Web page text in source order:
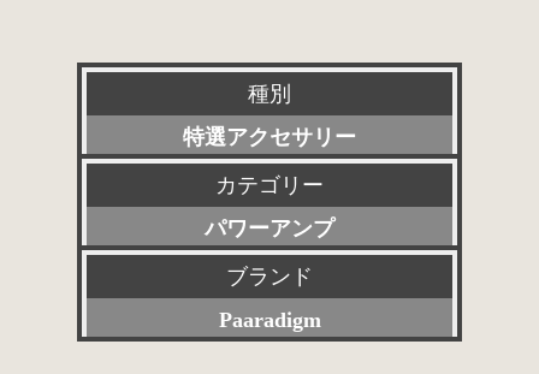
種別
特選アクセサリー
新品
委託販売品
特価品
その他委託販売品
カテゴリー
パワーアンプ
すべて
プリアンプ
ブランド
Paaradigm